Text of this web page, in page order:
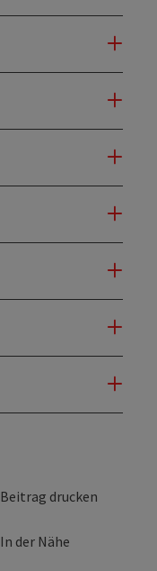
Beitrag drucken
In der Nähe